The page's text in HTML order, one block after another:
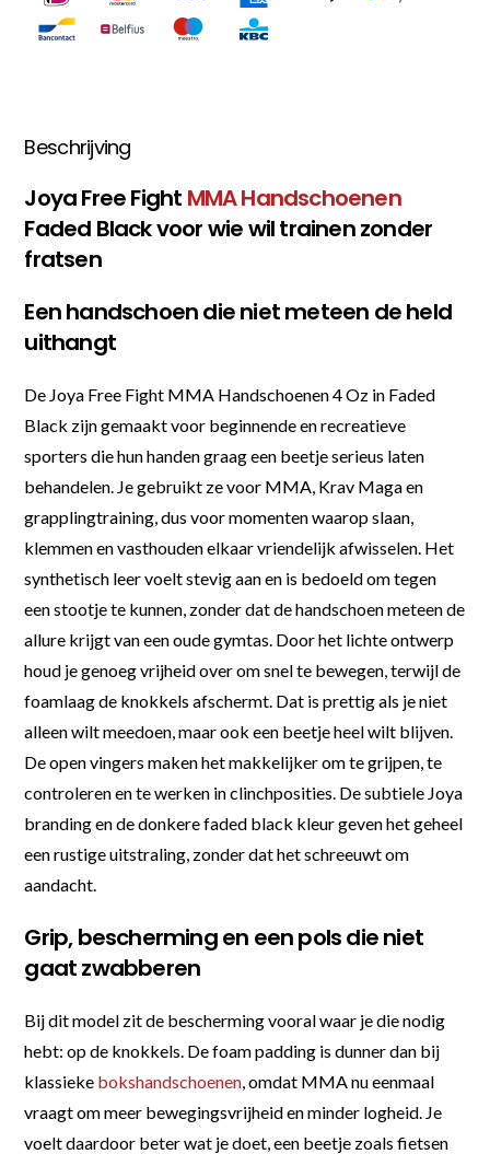
Beschrijving
Joya Free Fight MMA Handschoenen
Faded Black voor wie wil trainen zonder
fratsen
Een handschoen die niet meteen de held
uithangt
De Joya Free Fight MMA Handschoenen 4 Oz in Faded
Black zijn gemaakt voor beginnende en recreatieve
sporters die hun handen graag een beetje serieus laten
behandelen. Je gebruikt ze voor MMA, Krav Maga en
grapplingtraining, dus voor momenten waarop slaan,
klemmen en vasthouden elkaar vriendelijk afwisselen. Het
synthetisch leer voelt stevig aan en is bedoeld om tegen
een stootje te kunnen, zonder dat de handschoen meteen de
allure krijgt van een oude gymtas. Door het lichte ontwerp
houd je genoeg vrijheid over om snel te bewegen, terwijl de
foamlaag de knokkels afschermt. Dat is prettig als je niet
alleen wilt meedoen, maar ook een beetje heel wilt blijven.
De open vingers maken het makkelijker om te grijpen, te
controleren en te werken in clinchposities. De subtiele Joya
branding en de donkere faded black kleur geven het geheel
een rustige uitstraling, zonder dat het schreeuwt om
aandacht.
Grip, bescherming en een pols die niet
gaat zwabberen
Bij dit model zit de bescherming vooral waar je die nodig
hebt: op de knokkels. De foam padding is dunner dan bij
klassieke bokshandschoenen, omdat MMA nu eenmaal
vraagt om meer bewegingsvrijheid en minder logheid. Je
voelt daardoor beter wat je doet, een beetje zoals fietsen